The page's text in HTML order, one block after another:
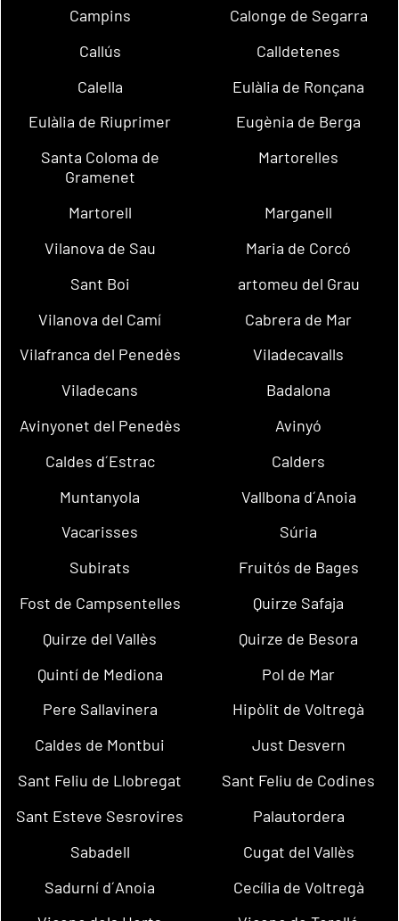
Campins
Calonge de Segarra
Callús
Calldetenes
Calella
Eulàlia de Ronçana
Eulàlia de Riuprimer
Eugènia de Berga
Santa Coloma de
Gramenet
Martorelles
Martorell
Marganell
Vilanova de Sau
Maria de Corcó
Sant Boi
artomeu del Grau
Vilanova del Camí
Cabrera de Mar
Vilafranca del Penedès
Viladecavalls
Viladecans
Badalona
Avinyonet del Penedès
Avinyó
Caldes d´Estrac
Calders
Muntanyola
Vallbona d´Anoia
Vacarisses
Súria
Subirats
Fruitós de Bages
Fost de Campsentelles
Quirze Safaja
Quirze del Vallès
Quirze de Besora
Quintí de Mediona
Pol de Mar
Pere Sallavinera
Hipòlit de Voltregà
Caldes de Montbui
Just Desvern
Sant Feliu de Llobregat
Sant Feliu de Codines
Sant Esteve Sesrovires
Palautordera
Sabadell
Cugat del Vallès
Sadurní d´Anoia
Cecília de Voltregà